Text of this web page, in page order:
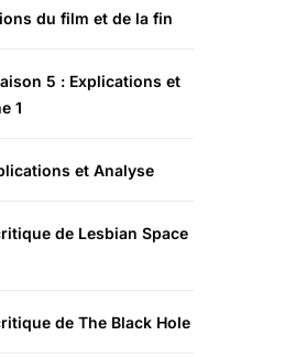
du film et de la fin
5 : Explications et
1
et Analyse
de Lesbian Space
de The Black Hole